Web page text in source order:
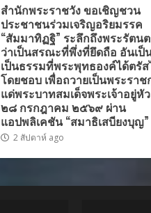
สำนักพระราชวัง ขอเชิญชวน
ประชาชนร่วมเจริญอริยมรรค
“สัมมาทิฏฐิ” ระลึกถึงพระรัตน
ว่าเป็นสรณะที่พึ่งที่ยึดถือ อันเป็
เป็นธรรมที่พระพุทธองค์ได้ตรัส
โดยชอบ เพื่อถวายเป็นพระราช
แด่พระบาทสมเด็จพระเจ้าอยู่หั
๒๘ กรกฎาคม ๒๕๖๙ ผ่าน
แอปพลิเคชัน “สมาธิเสบียงบุญ”
2 สัปดาห์ ago